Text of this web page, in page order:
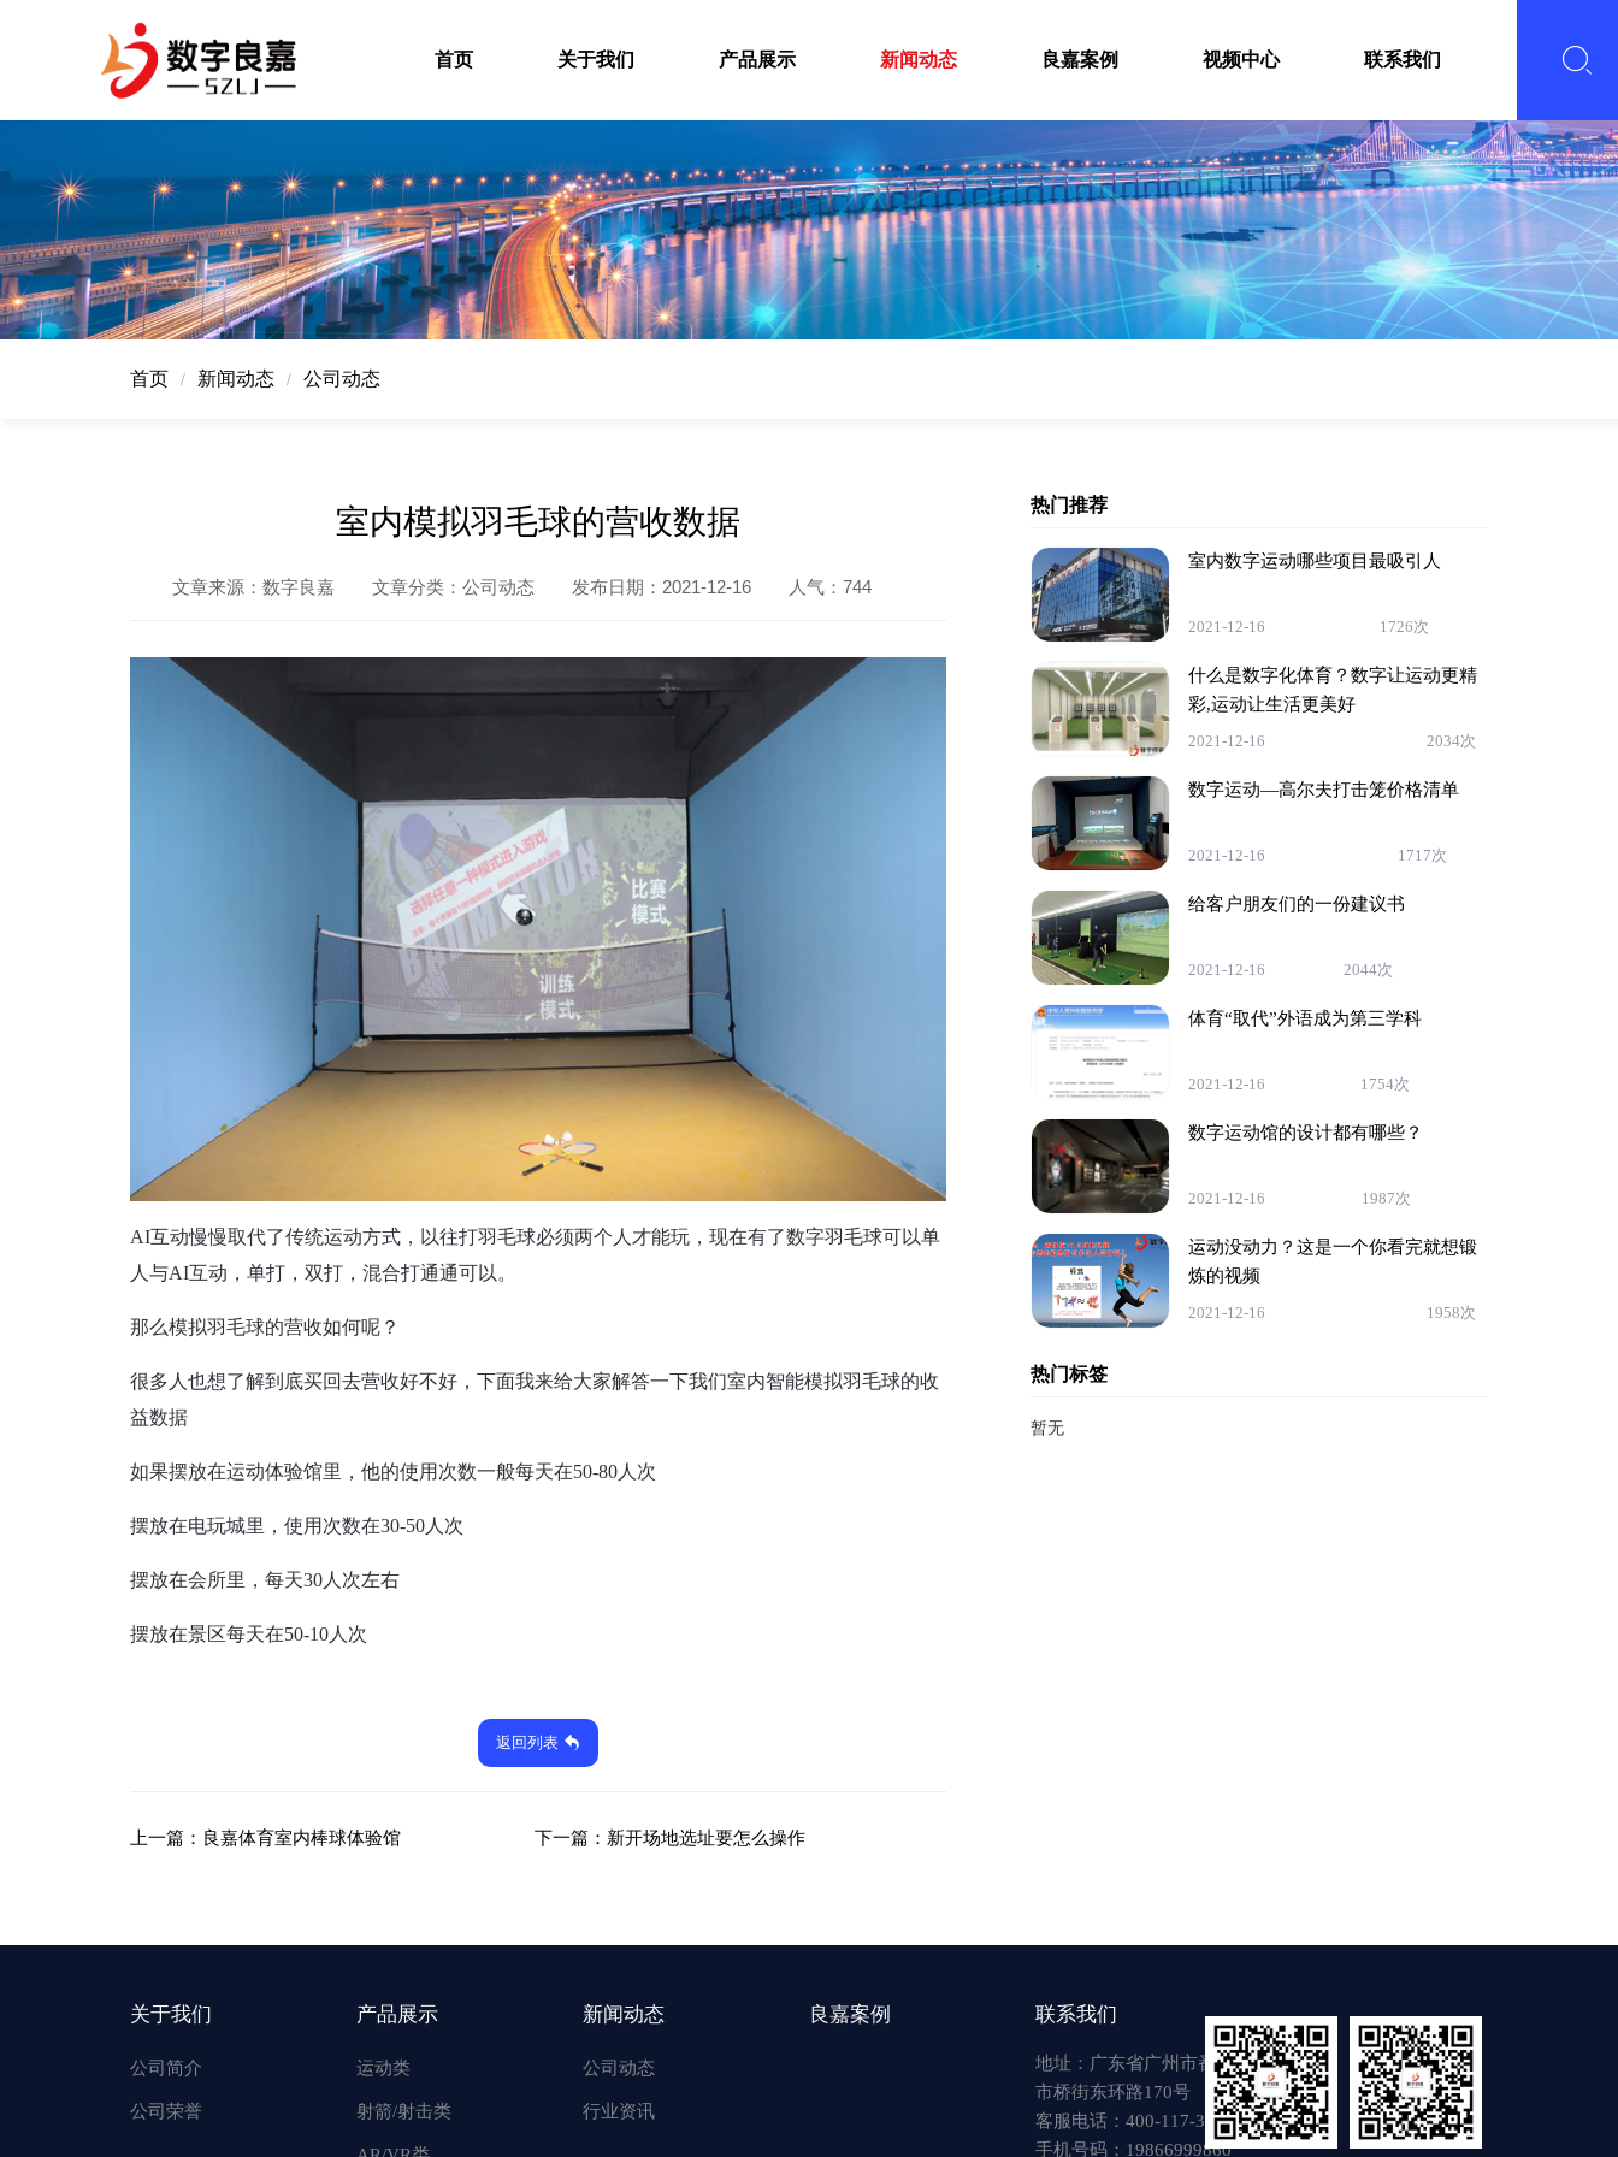
首页 关于我们 产品展示 新闻动态 良嘉案例 视频中心 联系我们
首页 / 新闻动态 / 公司动态
室内模拟羽毛球的营收数据
文章来源：数字良嘉 文章分类：公司动态 发布日期：2021-12-16 人气： 744
AI互动慢慢取代了传统运动方式，以往打羽毛球必须两个人才能玩，现在有了数字羽毛球可以单
人与AI互动，单打，双打，混合打通通可以。
那么模拟羽毛球的营收如何呢？
很多人也想了解到底买回去营收好不好，下面我来给大家解答一下我们室内智能模拟羽毛球的收
益数据
如果摆放在运动体验馆里，他的使用次数一般每天在50-80人次
摆放在电玩城里，使用次数在30-50人次
摆放在会所里，每天30人次左右
摆放在景区每天在50-10人次
返回列表
上一篇： 良嘉体育室内棒球体验馆 下一篇： 新开场地选址要怎么操作
热门推荐
室内数字运动哪些项目最吸引人
2021-12-16 1726次
什么是数字化体育？数字让运动更精
彩,运动让生活更美好
2021-12-16 2034次
数字运动—高尔夫打击笼价格清单
2021-12-16 1717次
给客户朋友们的一份建议书
2021-12-16 2044次
体育“取代”外语成为第三学科
2021-12-16 1754次
数字运动馆的设计都有哪些？
2021-12-16 1987次
运动没动力？这是一个你看完就想锻
炼的视频
2021-12-16 1958次
热门标签
暂无
关于我们
公司简介
公司荣誉
产品展示
运动类
射箭/射击类
新闻动态
公司动态
行业资讯
良嘉案例 联系我们
地址：广东省广州市番禺区
市桥街东环路170号
客服电话：400-117-3917
手机号码：19866999860